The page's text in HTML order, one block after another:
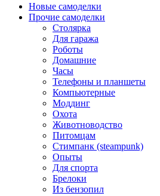
Новые самоделки
Прочие самоделки
Столярка
Для гаража
Роботы
Домашние
Часы
Телефоны и планшеты
Компьютерные
Моддинг
Охота
Животноводство
Питомцам
Стимпанк (steampunk)
Опыты
Для спорта
Брелоки
Из бензопил